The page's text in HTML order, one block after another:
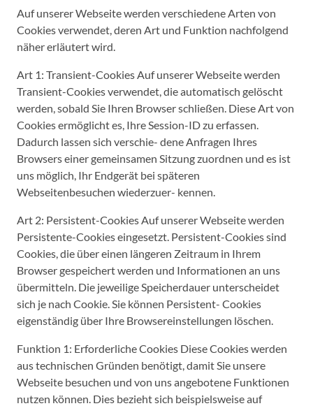
Auf unserer Webseite werden verschiedene Arten von
Cookies verwendet, deren Art und Funktion nachfolgend
näher erläutert wird.
Art 1: Transient-Cookies Auf unserer Webseite werden
Transient-Cookies verwendet, die automatisch gelöscht
werden, sobald Sie Ihren Browser schließen. Diese Art von
Cookies ermöglicht es, Ihre Session-ID zu erfassen.
Dadurch lassen sich verschie- dene Anfragen Ihres
Browsers einer gemeinsamen Sitzung zuordnen und es ist
uns möglich, Ihr Endgerät bei späteren
Webseitenbesuchen wiederzuer- kennen.
Art 2: Persistent-Cookies Auf unserer Webseite werden
Persistente-Cookies eingesetzt. Persistent-Cookies sind
Cookies, die über einen längeren Zeitraum in Ihrem
Browser gespeichert werden und Informationen an uns
übermitteln. Die jeweilige Speicherdauer unterscheidet
sich je nach Cookie. Sie können Persistent- Cookies
eigenständig über Ihre Browsereinstellungen löschen.
Funktion 1: Erforderliche Cookies Diese Cookies werden
aus technischen Gründen benötigt, damit Sie unsere
Webseite besuchen und von uns angebotene Funktionen
nutzen können. Dies bezieht sich beispielsweise auf